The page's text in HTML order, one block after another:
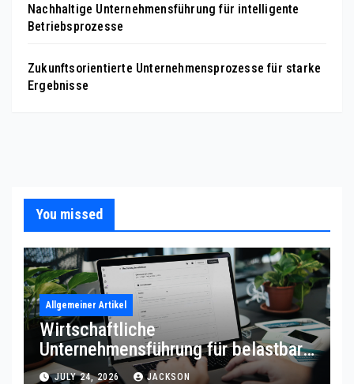
Nachhaltige Unternehmensführung für intelligente
Betriebsprozesse
Zukunftsorientierte Unternehmensprozesse für starke
Ergebnisse
You missed
Allgemeiner Artikel
Wirtschaftliche
Unternehmensführung für belastbare
Prozessqualität
JULY 24, 2026 JACKSON